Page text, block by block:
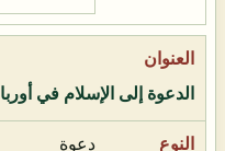
الدعوة إلى الإسلام في أوربا
دعوة